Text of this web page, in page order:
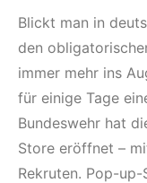
Blickt man in
den
immer mehr ins
für einige Tage
Bundeswehr hat
Store eröffnet –
Rekruten. Pop-